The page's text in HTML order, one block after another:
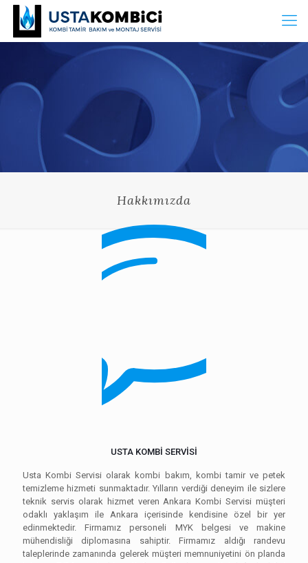
Hakkımızda
USTA KOMBİ SERVİSİ
Usta Kombi Servisi olarak kombi bakım, kombi tamir ve petek
temizleme hizmeti sunmaktadır. Yılların verdiği deneyim ile sizlere
teknik servis olarak hizmet veren Ankara Kombi Servisi müşteri
odaklı yaklaşım ile Ankara içerisinde kendisine özel bir yer
edinmektedir. Firmamız personeli MYK belgesi ve makine
mühendisliği diplomasına sahiptir. Firmamız aldığı randevu
taleplerinde zamanında gelerek müşteri memnuniyetini ön planda